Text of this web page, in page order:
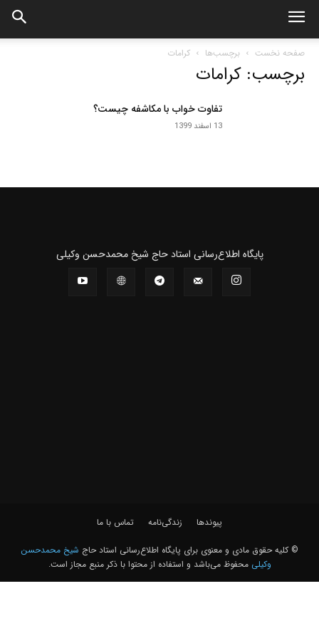
صفحه نخست برچسب‌ها کرامات
برچسب: کرامات
تفاوت خواب با مکاشفه چیست؟
13 اسفند 1399
پايگاه اطلاع‌رسانی استاد حاج شیخ محمدحسن وکیلی
پیوندها زندگی‌نامه تماس با ما
© کلیه حقوق مادی و معنوی برای پايگاه اطلاع‌رسانی استاد حاج شیخ محمدحسن
وکیلی محفوظ می‌باشد و استفاده از محتوا با ذکر منبع مجاز است.